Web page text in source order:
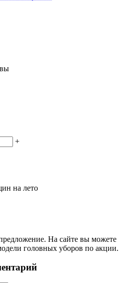
+
на лето
На сайте вы можете
головных уборов по акции.